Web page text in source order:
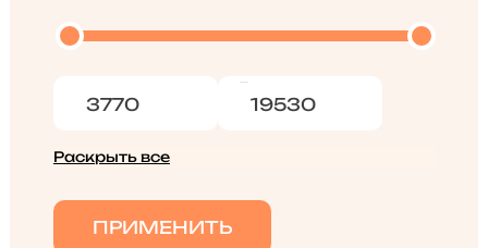
Раскрыть все
ПРИМЕНИТЬ